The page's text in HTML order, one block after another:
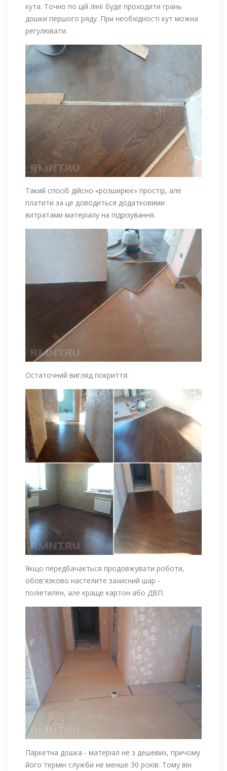
кута. Точно по цій лінії буде проходити грань
дошки першого ряду. При необхідності кут можна
регулювати.
Такий спосіб дійсно «розширює» простір, але
платити за це доводиться додатковими
витратами матеріалу на підрізування.
Остаточний вигляд покриття:
Якщо передбачається продовжувати роботи,
обов'язково настелите захисний шар -
поліетилен, але краще картон або ДВП.
Паркетна дошка - матеріал не з дешевих, причому
його термін служби не менше 30 років. Тому він